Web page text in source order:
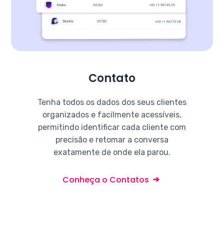
Contato
Tenha todos os dados dos seus clientes
organizados e facilmente acessíveis,
permitindo identificar cada cliente com
precisão e retomar a conversa
exatamente de onde ela parou.
Conheça o Contatos